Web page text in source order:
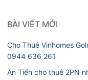
BÀI VIẾT MỚI
Cho Thuê Vinhomes
0944 636 261
An Tiến cho thuê 2PN